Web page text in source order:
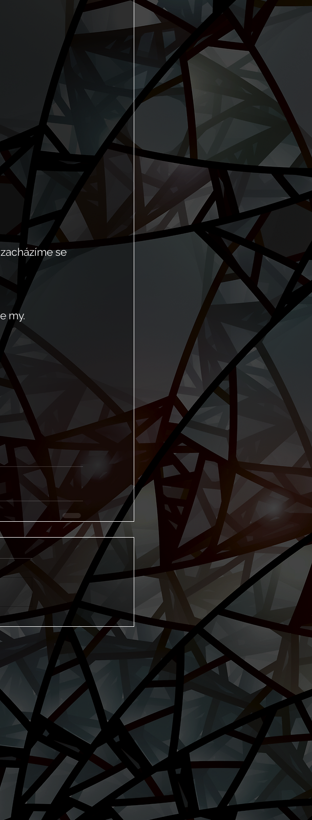
se
my.